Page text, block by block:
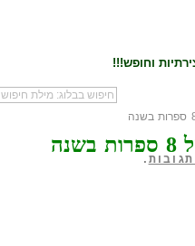
וחופש!!!
הבלוג
.